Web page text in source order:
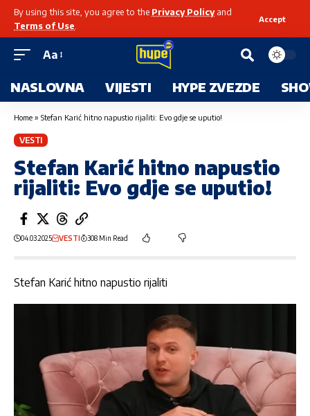
By using this site, you agree to the Privacy Policyand
Terms of Use
Accept
Aa
NASLOVNA VIJESTI HYPE ZVEZDE
Home » Stefan Karić hitno napustio rijaliti: Evo gdje se uputio!
VESTI
Stefan Karić hitno napustio
rijaliti: Evo gdje se uputio!
04.03.2025 VESTI 308 Min Read
Stefan Karić hitno napustio rijaliti